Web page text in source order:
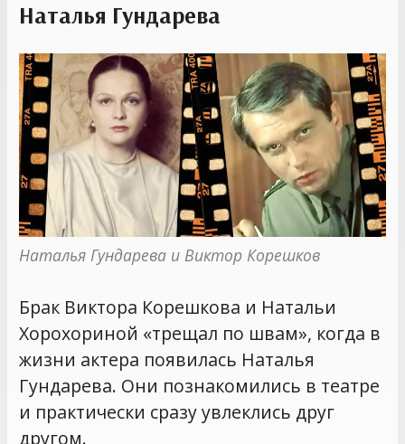
Наталья Гундарева
Наталья Гундарева и Виктор Корешков
Брак Виктора Корешкова и Натальи
Хорохориной «трещал по швам», когда в
жизни актера появилась Наталья
Гундарева. Они познакомились в театре
и практически сразу увлеклись друг
другом.